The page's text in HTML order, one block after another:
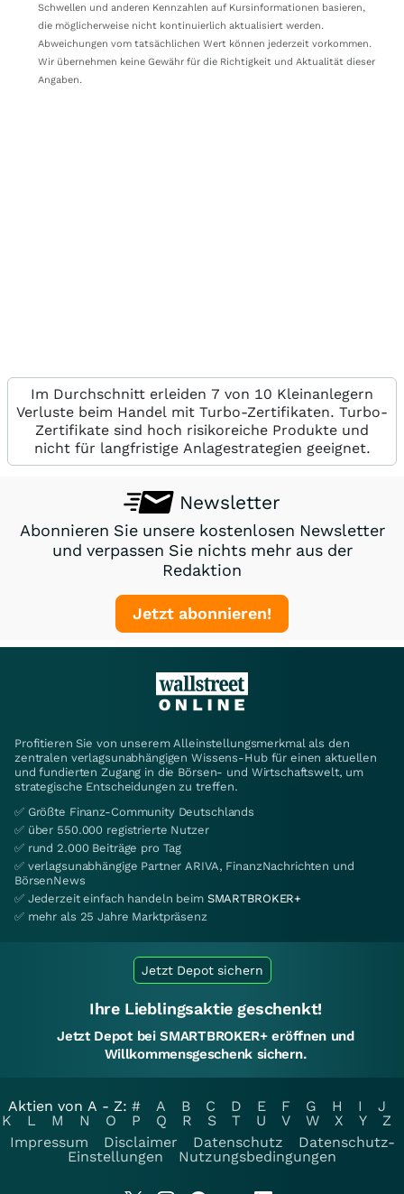
DU884M
Aktienanleihen
DU95JB
Aktienanleihen
DU9THQ
DU97ZK
Aktienanleihen
DU9UFH
Discount
DU2MNF
Discount
Discount
MN6Y8D
MM7ZK7
Discount
MM7ZKG
Discount
Discount
UN040H
Bonus
Cap
UN292C
Discount
UN292D
Discount
UN3VA7
Discount
UN6NMM
Discount
UN6NMP
Discount
Discount
Discount
Discount
UN81Y2
Discount
UN8SQQ
Discount
UN8SQP
Discount
Schwellen und anderen Kennzahlen auf Kursinformationen basieren,
die möglicherweise nicht kontinuierlich aktualisiert werden.
Abweichungen vom tatsächlichen Wert können jederzeit vorkommen.
Wir übernehmen keine Gewähr für die Richtigkeit und Aktualität dieser
Angaben.
Im Durchschnitt erleiden 7 von 10 Kleinanlegern
Verluste beim Handel mit Turbo-Zertifikaten. Turbo-
Zertifikate sind hoch risikoreiche Produkte und
nicht für langfristige Anlagestrategien geeignet.
Newsletter
Abonnieren Sie unsere kostenlosen Newsletter
und verpassen Sie nichts mehr aus der
Redaktion
Jetzt abonnieren!
Profitieren Sie von unserem Alleinstellungsmerkmal als den
zentralen verlagsunabhängigen Wissens-Hub für einen aktuellen
und fundierten Zugang in die Börsen- und Wirtschaftswelt, um
strategische Entscheidungen zu treffen.
✅ Größte Finanz-Community Deutschlands
✅ über 550.000 registrierte Nutzer
✅ rund 2.000 Beiträge pro Tag
✅ verlagsunabhängige Partner ARIVA, FinanzNachrichten und
BörsenNews
✅ Jederzeit einfach handeln beim SMARTBROKER+
✅ mehr als 25 Jahre Marktpräsenz
Jetzt Depot sichern
Ihre Lieblingsaktie geschenkt!
Jetzt Depot bei SMARTBROKER+ eröffnen und
Willkommensgeschenk sichern.
Aktien von A - Z: # A B C D E F G H I
J
K
L M N O P Q R S T U V W X Y
Z
Impressum
Disclaimer Datenschutz
Datenschutz-
Einstellungen
Nutzungsbedingungen